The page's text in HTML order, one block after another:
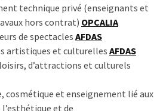
technique privé (enseignants et
hors contrat) OPCALIA
de spectacles AFDAS
artistiques et culturelles AFDAS
loisirs, d’attractions et culturels
cosmétique et enseignement lié aux
et de